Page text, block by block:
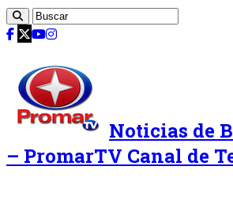
Noticias de
– PromarTV Canal de